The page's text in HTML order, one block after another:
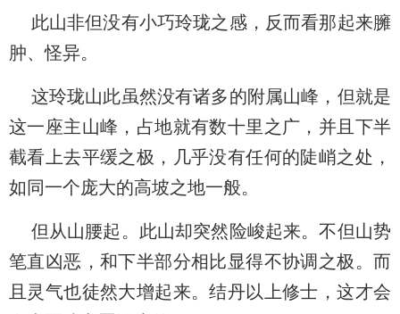
此山非但没有小巧玲珑之感，反而看那起来臃
肿、怪异。
这玲珑山此虽然没有诸多的附属山峰，但就是
这一座主山峰，占地就有数十里之广，并且下半
截看上去平缓之极，几乎没有任何的陡峭之处，
如同一个庞大的高坡之地一般。
但从山腰起。此山却突然险峻起来。不但山势
笔直凶恶，和下半部分相比显得不协调之极。而
且灵气也徒然大增起来。结丹以上修士，这才会